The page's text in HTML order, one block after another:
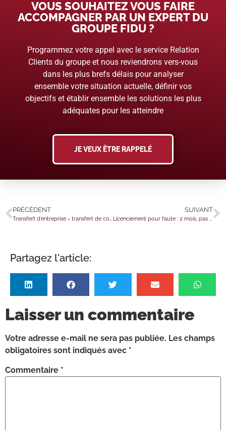
VOUS SOUHAITEZ VOUS FAIRE
ACCOMPAGNER PAR UN EXPERT DU
GROUPE FIDU ?
Programmez votre appel avec le service Relation
Clients du groupe et nous reviendrons vers-vous
dans les plus brefs délais pour analyser
ensemble votre situation actuelle, définir vos
objectifs et établir ensemble les solutions les plus
adéquates pour les atteindre
JE VEUX ÊTRE RAPPELÉ
PRÉCÉDENT
Transfert d’entreprise = transfert de contrat de travail = transfert d’employeur ?
SUIVANT
Licenciement pour faute : 2 mois, pas plus…
Partagez l'article:
Laisser un commentaire
Votre adresse e-mail ne sera pas publiée. Les champs
obligatoires sont indiqués avec *
Commentaire *